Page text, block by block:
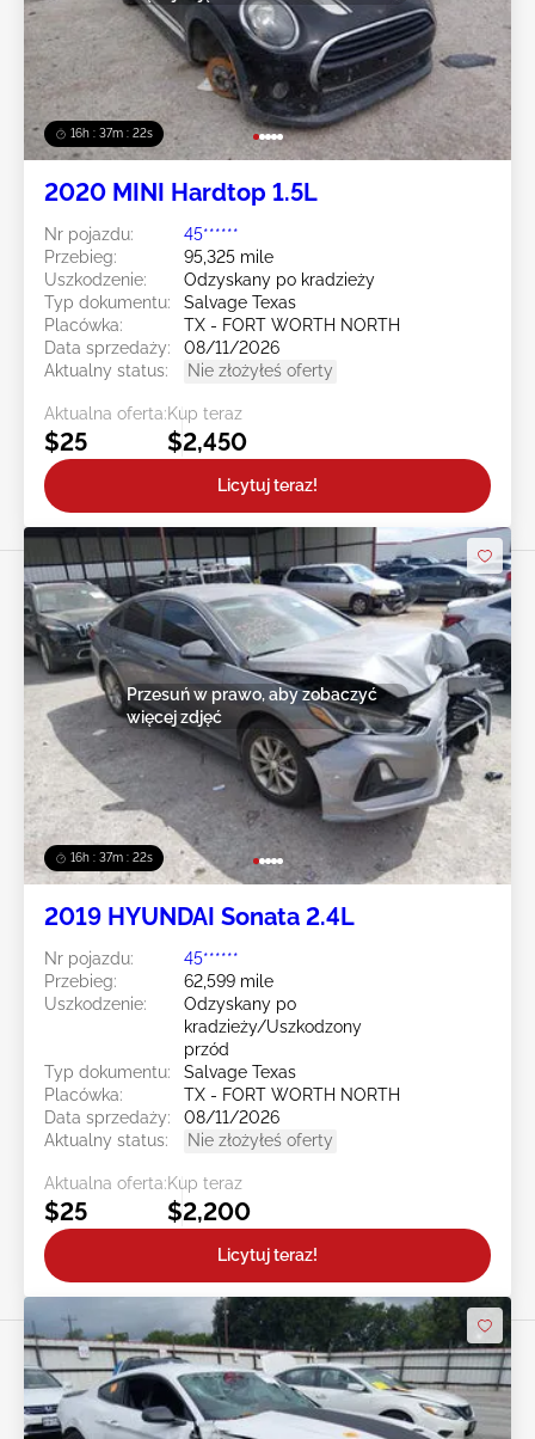
16h : 37m : 19s
2020 MINI Hardtop 1.5L
Nr pojazdu:
45******
Przebieg:
95,325 mile
Uszkodzenie:
Odzyskany po kradzieży
Typ dokumentu:
Salvage Texas
Placówka:
TX - FORT WORTH NORTH
Data sprzedaży:
08/11/2026
Aktualny status:
Nie złożyłeś oferty
Aktualna oferta:
$25
Kup teraz
$2,450
Licytuj teraz!
16h : 37m : 19s
Przesuń w prawo, aby zobaczyć
więcej zdjęć
2019 HYUNDAI Sonata 2.4L
Nr pojazdu:
45******
Przebieg:
62,599 mile
Uszkodzenie:
Odzyskany po
kradzieży/Uszkodzony
przód
Typ dokumentu:
Salvage Texas
Placówka:
TX - FORT WORTH NORTH
Data sprzedaży:
08/11/2026
Aktualny status:
Nie złożyłeś oferty
Aktualna oferta:
$25
Kup teraz
$2,200
Licytuj teraz!